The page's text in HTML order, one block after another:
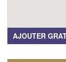
AJOUTER